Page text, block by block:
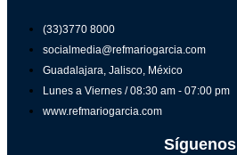
(33)3770 8000
socialmedia@refmariogarcia.com
Guadalajara, Jalisco, México
Lunes a Viernes / 08:30 am - 07:00 pm
www.refmariogarcia.com
Síguenos